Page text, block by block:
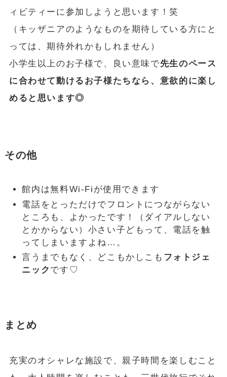
ィビティーに参加しようと思います！笑
（キッザニアのようなものを期待している方にと
っては、期待外れかもしれません）
小学生以上のお子様で、良い意味で先生のペース
に合わせて動けるお子様たちなら、意欲的に楽し
めると思います◎
その他
館内は無料Wi-Fiが使用できます
電話をとっただけでフロントにつながらない
ところも、よかったです！（ダイアルしない
とかからない）小さい子どもって、電話を触
ってしまいますよね…。
言うまでもなく、どこもかしこも フォトジェ
ニック です♡
まとめ
充実のオシャレな施設で、親子時間を楽しむこと